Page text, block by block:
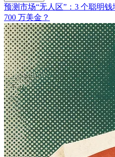
预测市场“无人区”：3 个聪明
700 万美金？